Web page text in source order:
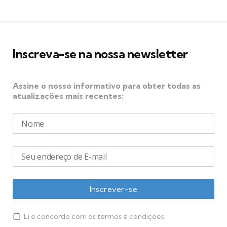
Inscreva-se na nossa newsletter
Assine o nosso informativo para obter todas as
atualizações mais recentes:
Li e concordo com os termos e condições